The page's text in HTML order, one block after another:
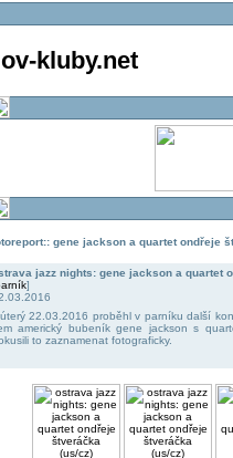
kluby.net
gene jackson a quartet ondřeje
jazz nights: gene jackson a quartet
]
22.03.2016 proběhl v parníku další
americký bubeník gene jackson s
to zaznamenat fotograficky.